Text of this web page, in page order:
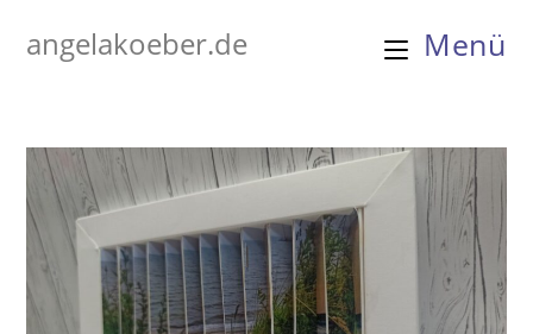
Inhaltangelakoeber.de Menü